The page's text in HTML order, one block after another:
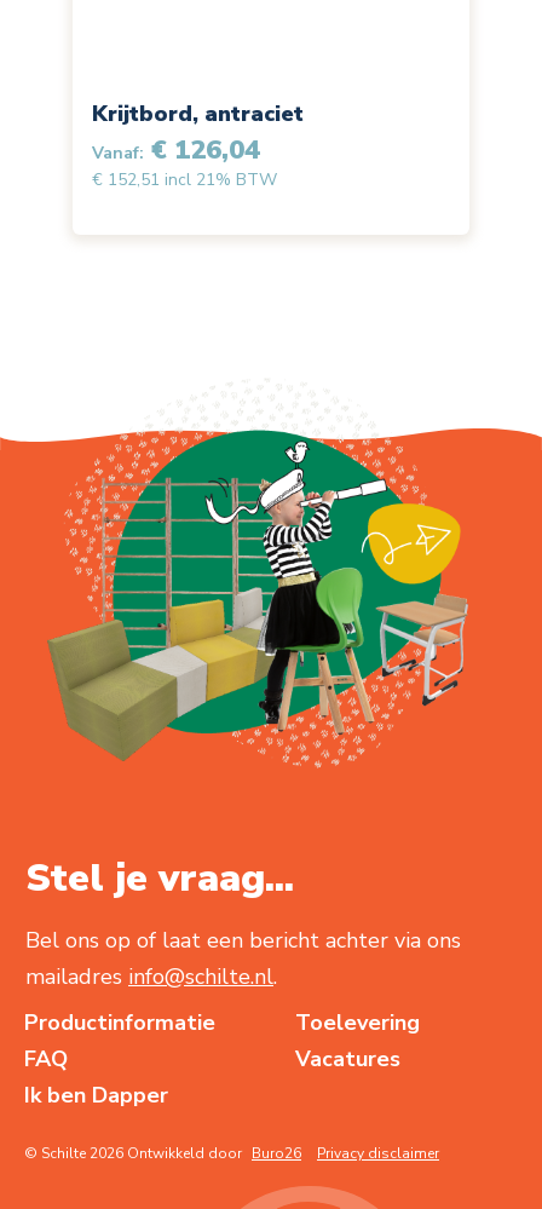
Krijtbord, antraciet
Vanaf: € 126,04
€ 152,51 incl 21% BTW
Stel je vraag...
Bel ons op of laat een bericht achter via ons
mailadres info@schilte.nl.
Productinformatie
Toelevering
FAQ
Vacatures
Ik ben Dapper
© Schilte 2026 Ontwikkeld door Buro26 Privacy disclaimer